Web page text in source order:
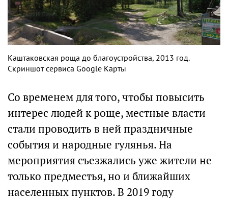
Каштаковская роща до благоустройства, 2013 год.
Скриншот сервиса Google Карты
Со временем для того, чтобы повысить
интерес людей к роще, местные власти
стали проводить в ней праздничные
события и народные гулянья. На
мероприятия съезжались уже жители не
только предместья, но и ближайших
населенных пунктов. В 2019 году